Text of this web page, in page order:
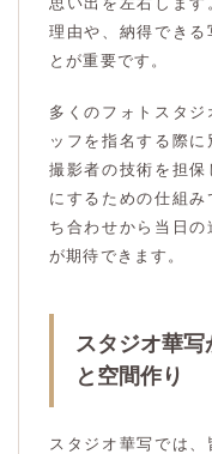
理由や、納得できる
とが重要です。
多くのフォトスタ
ッフを指名する際
撮影者の技術を担
にするための仕組
ち合わせから当日
が期待できます。
スタジオ華写
と空間作り
スタジオ華写では